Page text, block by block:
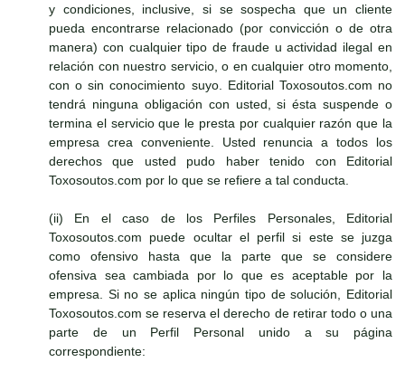
y condiciones, inclusive, si se sospecha que un cliente
pueda encontrarse relacionado (por convicción o de otra
manera) con cualquier tipo de fraude u actividad ilegal en
relación con nuestro servicio, o en cualquier otro momento,
con o sin conocimiento suyo. Editorial Toxosoutos.com no
tendrá ninguna obligación con usted, si ésta suspende o
termina el servicio que le presta por cualquier razón que la
empresa crea conveniente. Usted renuncia a todos los
derechos que usted pudo haber tenido con Editorial
Toxosoutos.com por lo que se refiere a tal conducta.
(ii) En el caso de los Perfiles Personales, Editorial
Toxosoutos.com puede ocultar el perfil si este se juzga
como ofensivo hasta que la parte que se considere
ofensiva sea cambiada por lo que es aceptable por la
empresa. Si no se aplica ningún tipo de solución, Editorial
Toxosoutos.com se reserva el derecho de retirar todo o una
parte de un Perfil Personal unido a su página
correspondiente: